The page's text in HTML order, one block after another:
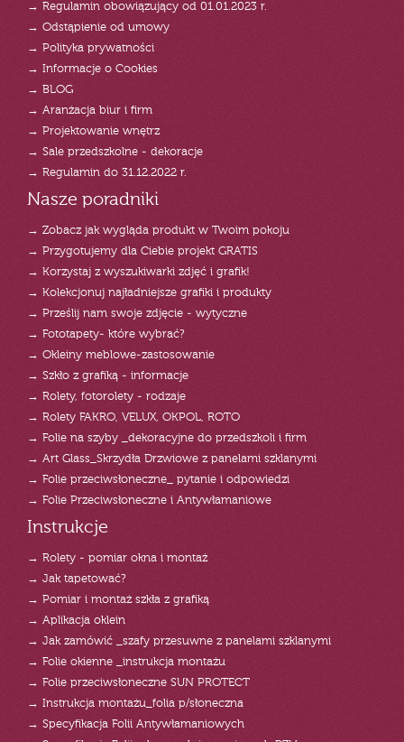
→ Regulamin obowiązujący od 01.01.2023 r.
→ Odstąpienie od umowy
→ Polityka prywatności
→ Informacje o Cookies
→ BLOG
→ Aranżacja biur i firm
→ Projektowanie wnętrz
→ Sale przedszkolne - dekoracje
→ Regulamin do 31.12.2022 r.
Nasze poradniki
→ Zobacz jak wygląda produkt w Twoim pokoju
→ Przygotujemy dla Ciebie projekt GRATIS
→ Korzystaj z wyszukiwarki zdjęć i grafik!
→ Kolekcjonuj najładniejsze grafiki i produkty
→ Prześlij nam swoje zdjęcie - wytyczne
→ Fototapety- które wybrać?
→ Okleiny meblowe-zastosowanie
→ Szkło z grafiką - informacje
→ Rolety, fotorolety - rodzaje
→ Rolety FAKRO, VELUX, OKPOL, ROTO
→ Folie na szyby _dekoracyjne do przedszkoli i firm
→ Art Glass_Skrzydła Drzwiowe z panelami szklanymi
→ Folie przeciwsłoneczne_ pytanie i odpowiedzi
→ Folie Przeciwsłoneczne i Antywłamaniowe
Instrukcje
→ Rolety - pomiar okna i montaż
→ Jak tapetować?
→ Pomiar i montaż szkła z grafiką
→ Aplikacja oklein
→ Jak zamówić _szafy przesuwne z panelami szklanymi
→ Folie okienne _instrukcja montażu
→ Folie przeciwsłoneczne SUN PROTECT
→ Instrukcja montażu_folia p/słoneczna
→ Specyfikacja Folii Antywłamaniowych